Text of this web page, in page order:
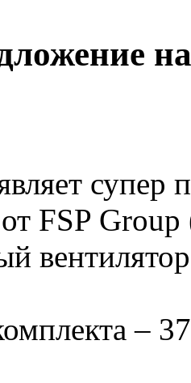
супер
FSP Group
–